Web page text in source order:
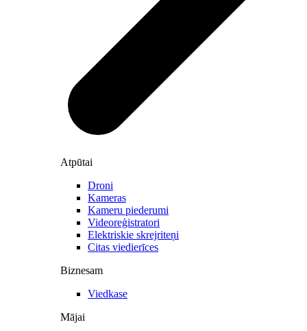
Atpūtai
Droni
Kameras
Kameru piederumi
Videoreģistratori
Elektriskie skrejriteņi
Citas viedierīces
Biznesam
Viedkase
Mājai